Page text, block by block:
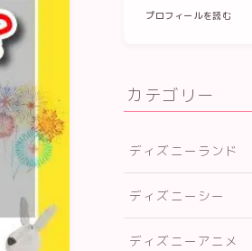
プロフィールを読む
カテゴリー
ディズニーランド
ディズニーシー
ディズニーアニメ